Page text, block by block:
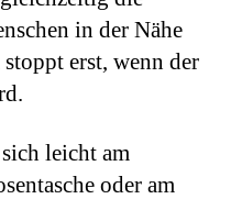
in der Nähe
erst, wenn der
leicht am
oder am